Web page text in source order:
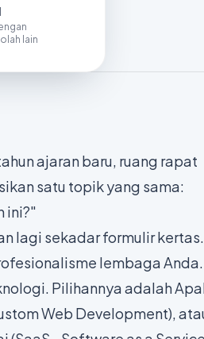
lain
ajaran baru, ruang rapat
satu topik yang sama:
ini?"
lagi sekadar formulir
lembaga Anda.
Pilihannya adalah
Web Development),